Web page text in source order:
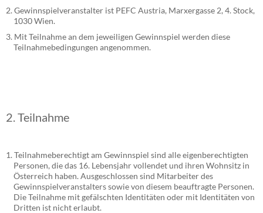
Gewinnspielveranstalter ist PEFC Austria, Marxergasse 2, 4. Stock,
1030 Wien.
Mit Teilnahme an dem jeweiligen Gewinnspiel werden diese
Teilnahmebedingungen angenommen.
2. Teilnahme
Teilnahmeberechtigt am Gewinnspiel sind alle eigenberechtigten
Personen, die das 16. Lebensjahr vollendet und ihren Wohnsitz in
Österreich haben. Ausgeschlossen sind Mitarbeiter des
Gewinnspielveranstalters sowie von diesem beauftragte Personen.
Die Teilnahme mit gefälschten Identitäten oder mit Identitäten von
Dritten ist nicht erlaubt.